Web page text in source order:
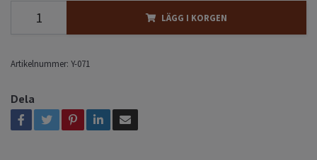
LÄGG I KORGEN
Artikelnummer: Y-071
Dela